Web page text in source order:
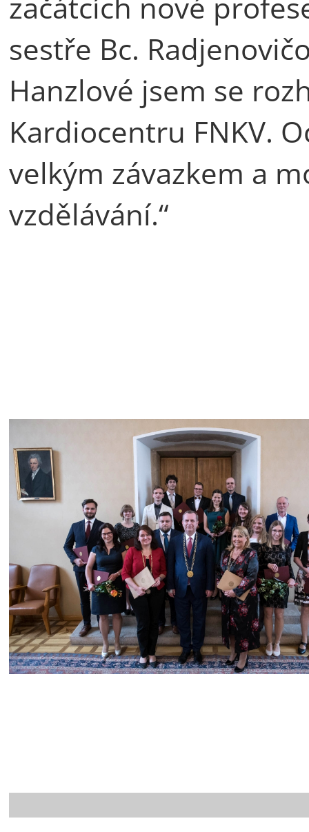
sestře Bc.
Hanzlové jsem se
Kardiocentru FNKV.
velkým závazkem a
vzdělávání.“